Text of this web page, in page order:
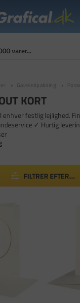
Gaveindpakning
KORT
festlig lejlighed.
✓ Hurtig
FILTRER EFTER...